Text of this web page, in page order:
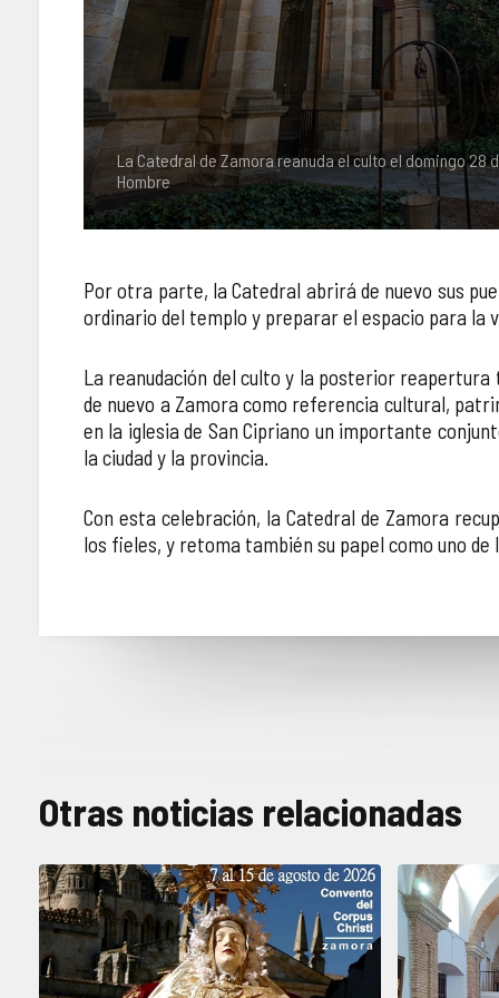
La Catedral de Zamora reanuda el culto el domingo 28
Hombre
Por otra parte, la Catedral abrirá de nuevo sus
ordinario del templo y preparar el espacio para la
La reanudación del culto y la posterior reapertura
de nuevo a Zamora como referencia cultural,
en la iglesia de San Cipriano un importante
la ciudad y la provincia.
Con esta celebración, la Catedral de Zamora
los fieles, y retoma también su papel como uno
Otras noticias relacionadas